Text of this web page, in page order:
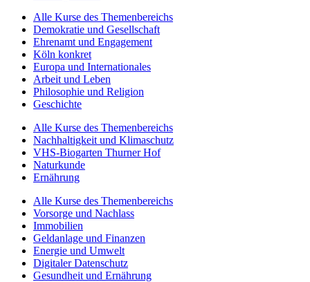
Alle Kurse des Themenbereichs
Demokratie und Gesellschaft
Ehrenamt und Engagement
Köln konkret
Europa und Internationales
Arbeit und Leben
Philosophie und Religion
Geschichte
Alle Kurse des Themenbereichs
Nachhaltigkeit und Klimaschutz
VHS-Biogarten Thurner Hof
Naturkunde
Ernährung
Alle Kurse des Themenbereichs
Vorsorge und Nachlass
Immobilien
Geldanlage und Finanzen
Energie und Umwelt
Digitaler Datenschutz
Gesundheit und Ernährung